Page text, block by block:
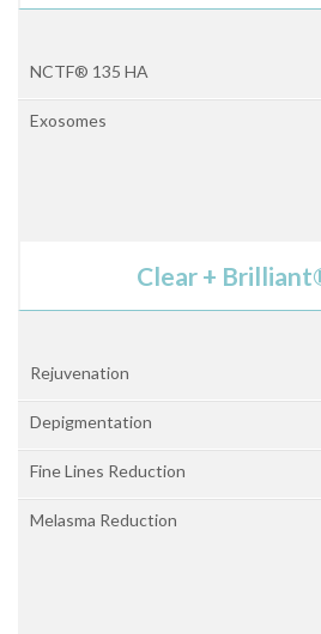
NCTF® 135 HA
Exosomes
Clear +
Rejuvenation
Depigmentation
Fine Lines Reduction
Melasma Reduction